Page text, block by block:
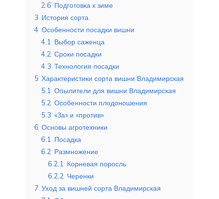
2.6 Подготовка к зиме
3 История сорта
4 Особенности посадки вишни
4.1 Выбор саженца
4.2 Сроки посадки
4.3 Технология посадки
5 Характеристики сорта вишни Владимирская
5.1 Опылители для вишни Владимирская
5.2 Особенности плодоношения
5.3 «За» и «против»
6 Основы агротехники
6.1 Посадка
6.2 Размножение
6.2.1 Корневая поросль
6.2.2 Черенки
7 Уход за вишней сорта Владимирская